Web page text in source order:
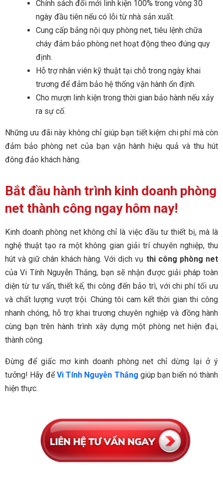
Chính sách đổi mới linh kiện 100% trong vòng 30
ngày đầu tiên nếu có lỗi từ nhà sản xuất.
Cung cấp bảng nội quy phòng net, tiêu lệnh chữa
cháy đảm bảo phòng net hoạt động theo đúng quy
định.
Hỗ trợ nhân viên kỹ thuật tại chỗ trong ngày khai
trương để đảm bảo hệ thống vận hành ổn định.
Cho mượn linh kiện trong thời gian bảo hành nếu xảy
ra sự cố.
Những ưu đãi này không chỉ giúp bạn tiết kiệm chi phí mà còn
đảm bảo phòng net của bạn vận hành hiệu quả và thu hút
đông đảo khách hàng.
Bắt đầu hành trình kinh doanh phòng
net thành công ngay hôm nay!
Kinh doanh phòng net không chỉ là việc đầu tư thiết bị, mà là
nghệ thuật tạo ra một không gian giải trí chuyên nghiệp, thu
hút và giữ chân khách hàng. Với dịch vụ thi công phòng net
của Vi Tính Nguyễn Thắng, bạn sẽ nhận được giải pháp toàn
diện từ tư vấn, thiết kế, thi công đến bảo trì, với chi phí tối ưu
và chất lượng vượt trội. Chúng tôi cam kết thời gian thi công
nhanh chóng, hỗ trợ khai trương chuyên nghiệp và đồng hành
cùng bạn trên hành trình xây dựng một phòng net hiện đại,
thành công.
Đừng để giấc mơ kinh doanh phòng net chỉ dừng lại ở ý
tưởng! Hãy đểVi Tính Nguyễn Thắng giúp bạn biến nó thành
hiện thực.